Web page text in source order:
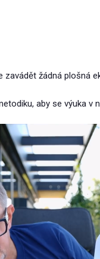
zavádět žádná plošná
aby se výuka v